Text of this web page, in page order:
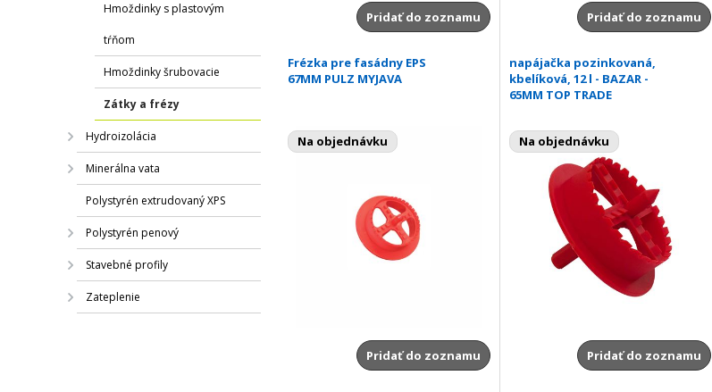
Hmoždinky s plastovým
tŕňom
Hmoždinky šrubovacie
Zátky a frézy
Hydroizolácia
Minerálna vata
Polystyrén extrudovaný XPS
Polystyrén penový
Stavebné profily
Zateplenie
Pridať do zoznamu Pridať do zoznamu
Frézka pre fasádny EPS
67MM PULZ MYJAVA
Na objednávku
Pridať do zoznamu
napájačka pozinkovaná,
kbelíková, 12 l - BAZAR -
65MM TOP TRADE
Na objednávku
Pridať do zoznamu